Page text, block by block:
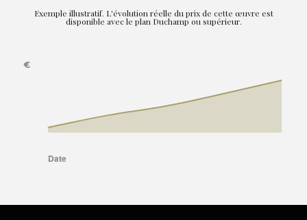
Exemple illustratif. L'évolution réelle du prix de cette œuvre est
disponible avec le plan Duchamp ou supérieur.